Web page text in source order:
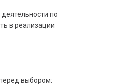
по
в реализации
выбором: